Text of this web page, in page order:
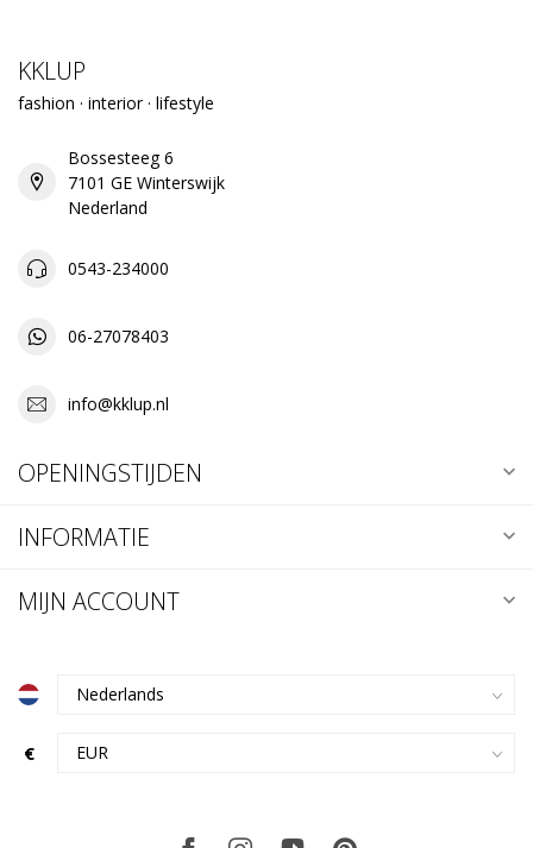
KKLUP
fashion · interior · lifestyle
Bossesteeg 6
7101 GE Winterswijk
Nederland
0543-234000
06-27078403
info@kklup.nl
OPENINGSTIJDEN
INFORMATIE
MIJN ACCOUNT
€